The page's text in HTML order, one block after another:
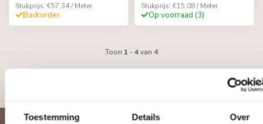
Toestemming Details Over
Stukprijs: €57,34 / Meter
Backorder
Stukprijs: €15,08 / Meter
Op voorraad (3)
Toon 1 -4van 4